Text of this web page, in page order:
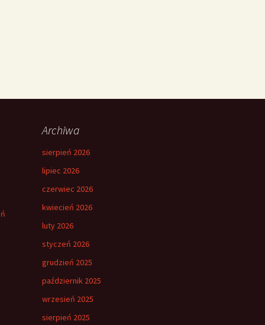
Archiwa
sierpień 2026
lipiec 2026
czerwiec 2026
kwiecień 2026
luty 2026
styczeń 2026
grudzień 2025
październik 2025
wrzesień 2025
sierpień 2025